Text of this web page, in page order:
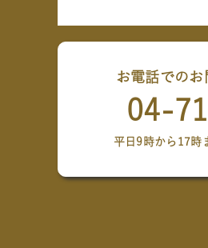
お電話でのお
04-
平日9時から17時